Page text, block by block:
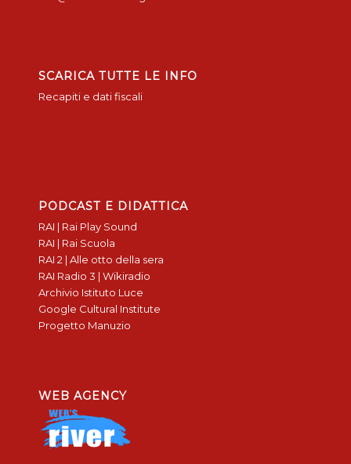
SCARICA TUTTE LE INFO
Recapiti e dati fiscali
PODCAST E DIDATTICA
RAI | Rai Play Sound
RAI | Rai Scuola
RAI 2 | Alle otto della sera
RAI Radio 3 | Wikiradio
Archivio Istituto Luce
Google Cultural Institute
Progetto Manuzio
WEB AGENCY